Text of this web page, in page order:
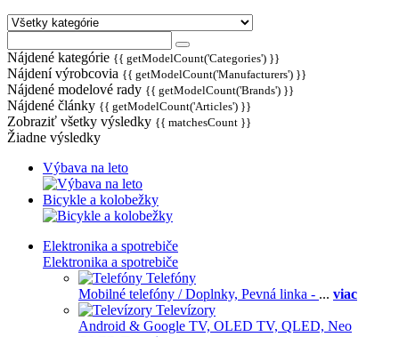
Nájdené kategórie {{ getModelCount('Categories') }}
Nájdení výrobcovia {{ getModelCount('Manufacturers') }}
Nájdené modelové rady {{ getModelCount('Brands') }}
Nájdené články {{ getModelCount('Articles') }}
Zobraziť všetky výsledky {{ matchesCount }}
Žiadne výsledky
Výbava na leto
Bicykle a kolobežky
Elektronika a spotrebiče
Elektronika a spotrebiče
Telefóny
Mobilné telefóny / Doplnky, Pevná linka - ... viac
Televízory
Android & Google TV, OLED TV, QLED, Neo